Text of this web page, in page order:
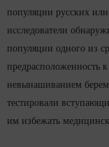
популяции русских
исследователи
популяции одного из
предрасположенность
невынашиванием
тестировали
им избежать